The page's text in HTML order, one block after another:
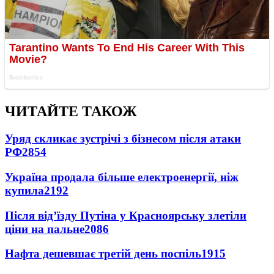
ЧИТАЙТЕ ТАКОЖ
Уряд скликає зустрічі з бізнесом після атаки
РФ2854
Україна продала більше електроенергії, ніж
купила2192
Після від’їзду Путіна у Красноярську злетіли
ціни на пальне2086
Нафта дешевшає третій день поспіль1915